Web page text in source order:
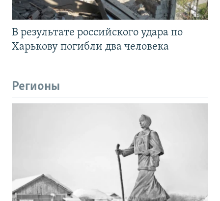
В результате российского удара по
Харькову погибли два человека
Регионы